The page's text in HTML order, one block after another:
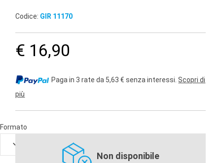
Codice: GIR 11170
€ 16,90
Paga in 3 rate da 5,63 € senza interessi.Scopri di
più
Formato
Non disponibile